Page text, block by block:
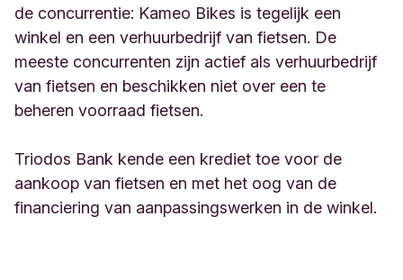
de concurrentie: Kameo Bikes is tegelijk een
winkel en een verhuurbedrijf van fietsen. De
meeste concurrenten zijn actief als verhuurbedrijf
van fietsen en beschikken niet over een te
beheren voorraad fietsen.
Triodos Bank kende een krediet toe voor de
aankoop van fietsen en met het oog van de
financiering van aanpassingswerken in de winkel.